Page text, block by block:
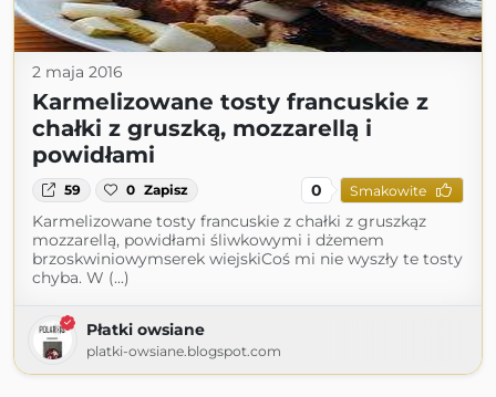
2 maja 2016
Karmelizowane tosty francuskie z
chałki z gruszką, mozzarellą i
powidłami
59 0 Zapisz 0 Smakowite
Karmelizowane tosty francuskie z chałki z gruszkąz
mozzarellą, powidłami śliwkowymi i dżemem
brzoskwiniowymserek wiejskiCoś mi nie wyszły te tosty
chyba. W (...)
Płatki owsiane
platki-owsiane.blogspot.com